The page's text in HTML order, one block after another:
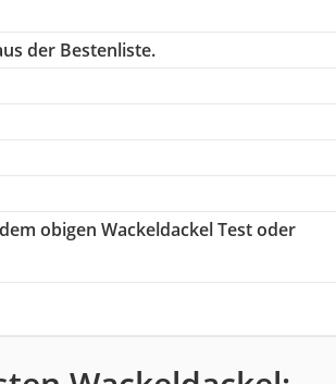
der Bestenliste.
obigen Wackeldackel Test oder